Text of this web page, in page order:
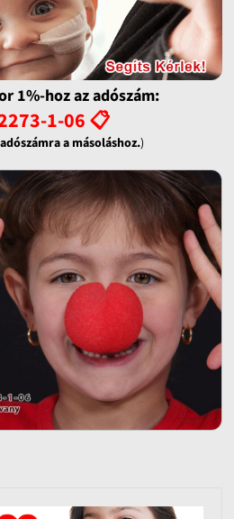
1%-hoz az adószám:
1-06 📋
a másoláshoz.)